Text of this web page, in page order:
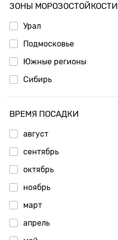
ЗОНЫ МОРОЗОСТОЙКОСТИ
Урал
Подмосковье
Южные регионы
Сибирь
ВРЕМЯ ПОСАДКИ
август
сентябрь
октябрь
ноябрь
март
апрель